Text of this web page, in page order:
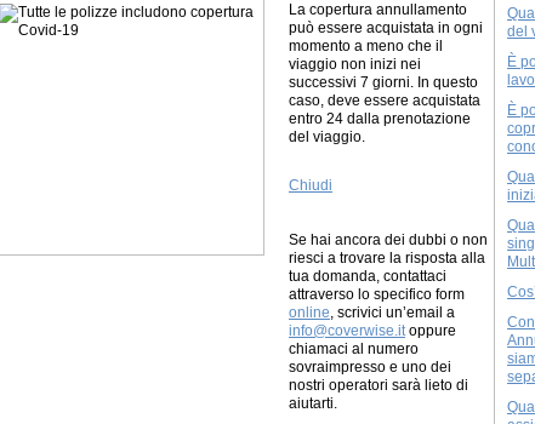
La copertura annullamento
può essere acquistata in ogni
momento a meno che il
viaggio non inizi nei
successivi 7 giorni. In questo
caso, deve essere acquistata
entro 24 dalla prenotazione
del viaggio.
Chiudi
Se hai ancora dei dubbi o non
riesci a trovare la risposta alla
tua domanda, contattaci
attraverso lo specifico form
online, scrivici un’email a
info@coverwise.itoppure
chiamaci al numero
sovraimpresso e uno dei
nostri operatori sarà lieto di
aiutarti.
del
È
È